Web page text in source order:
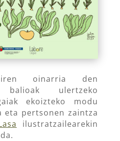
oinarria den
balioak ulertzeko
ekoizteko modu
eta pertsonen zaintza
ilustratzailearekin